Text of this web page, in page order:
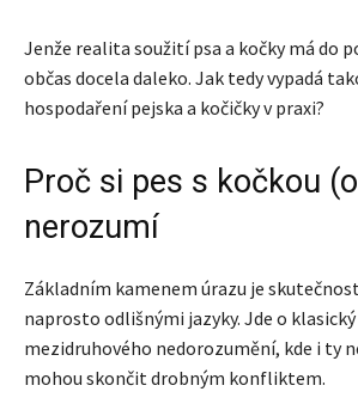
Jenže realita soužití psa a kočky má do
občas docela daleko. Jak tedy vypadá
hospodaření pejska a kočičky v praxi?
Proč si pes s kočkou
nerozumí
Základním kamenem úrazu je
naprosto odlišnými jazyky. Jde o
mezidruhového nedorozumění, kde i ty
mohou skončit drobným konfliktem.